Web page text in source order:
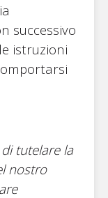
successivo
istruzioni
tutelare la
nostro